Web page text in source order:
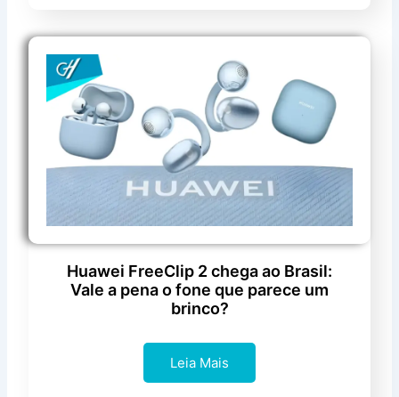
Huawei FreeClip 2 chega ao Brasil:
Vale a pena o fone que parece um
brinco?
Leia Mais